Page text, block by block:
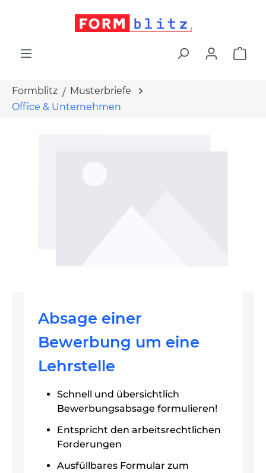
Formblitz
Musterbriefe
Office & Unternehmen
Absage einer
Bewerbung um eine
Lehrstelle
Schnell und übersichtlich
Bewerbungsabsage formulieren!
Entspricht den arbeitsrechtlichen
Forderungen
Ausfüllbares Formular zum